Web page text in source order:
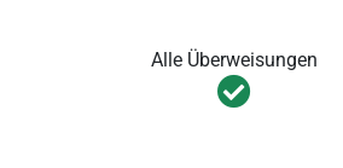
Alle Überweisungen